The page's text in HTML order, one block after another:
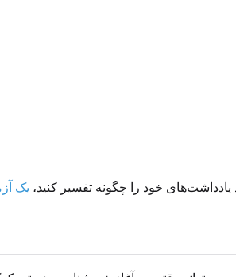
یادداشت‌های خود را چگونه تفسیر کنید، یک